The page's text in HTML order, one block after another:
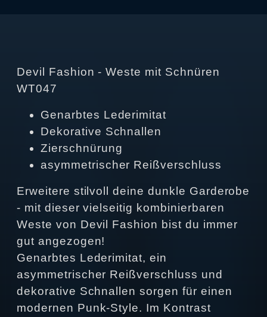
Devil Fashion - Weste mit Schnüren
WT047
Genarbtes Lederimitat
Dekorative Schnallen
Zierschnürung
asymmetrischer Reißverschluss
Erweitere stilvoll deine dunkle Garderobe
- mit dieser vielseitig kombinierbaren
Weste von Devil Fashion bist du immer
gut angezogen!
Genarbtes Lederimitat, ein
asymmetrischer Reißverschluss und
dekorative Schnallen sorgen für einen
modernen Punk-Style. Im Kontrast